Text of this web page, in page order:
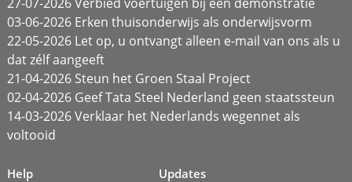
03-06-2026 Erken thuisonderwijs als onderwijsvorm
22-05-2026 Let op, u ontvangt alleen e-mail van ons als u
dat zélf aangeeft
21-04-2026 Steun het Groen Staal Project
02-04-2026 Geef Tata Steel Nederland geen staatssteun
14-03-2026 Verklaar het Nederlands wegennet als
voltooid
Help
Updates